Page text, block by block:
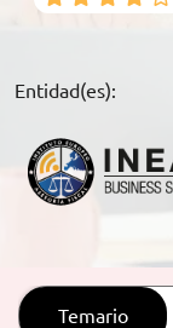
ARTÍCULOS
TRABAJA CON
Entidad(es):
Temario